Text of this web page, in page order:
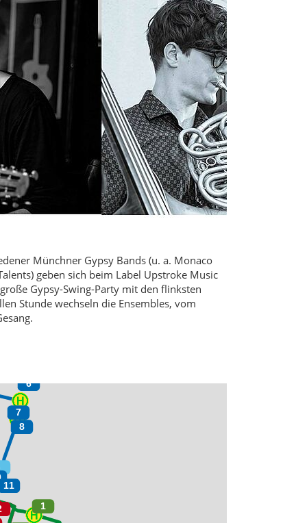
Münchner Gypsy Bands (u. a. Monaco
geben sich beim Label Upstroke Music
Gypsy-Swing-Party mit den flinksten
Stunde wechseln die Ensembles, vom